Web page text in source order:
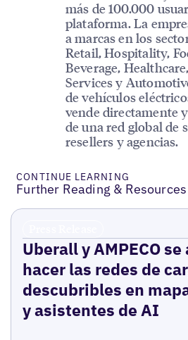
más de 100.000
plataforma. La
a marcas en los
Retail, Hospitality,
Beverage,
Services y
de vehículos
vende directamente
de una red global de
resellers y agencias.
CONTINUE LEARNING
Further Reading & Resources
Uberall y AMPECO
hacer las redes de
descubribles en
y asistentes de AI